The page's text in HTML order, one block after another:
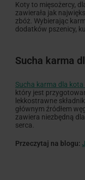
Koty to mięsożercy,
zawierała jak
zbóż. Wybierając
dodatków pszenicy,
Sucha karma
Sucha karma dla kota
który jest
lekkostrawne
głównym źródłem
zawiera niezbędną
serca.
Przeczytaj na blogu: